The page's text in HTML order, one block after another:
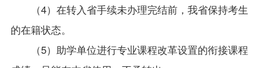
（4）在转入省手续未办理完结前，我省保持考生
的在籍状态。
（5）助学单位进行专业课程改革设置的衔接课程